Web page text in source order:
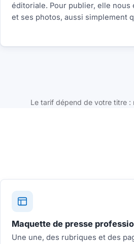
éditoriale. Pour publier, elle nous
et ses photos, aussi simplement
Le tarif dépend de votre titre :
Maquette de presse
Une une, des rubriques et des